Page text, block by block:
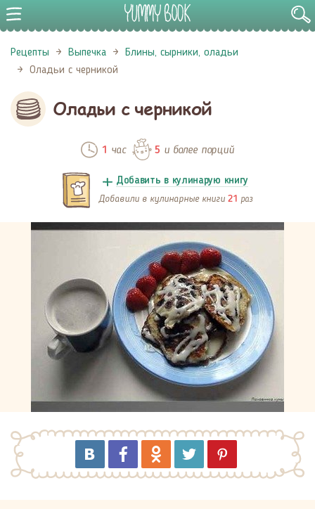
Рецепты Выпечка
Блины, сырники, оладьи
Оладьи с черникой
Оладьи с черникой
1 час 5 и более порций
Добавить в кулинарую книгу
Добавили в кулинарные книги 21 раз